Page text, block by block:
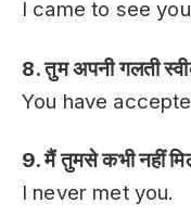
I came to see
8. तुम अपनी गलती
You have
9. मैं तुमसे कभी नहीं
I never met you.